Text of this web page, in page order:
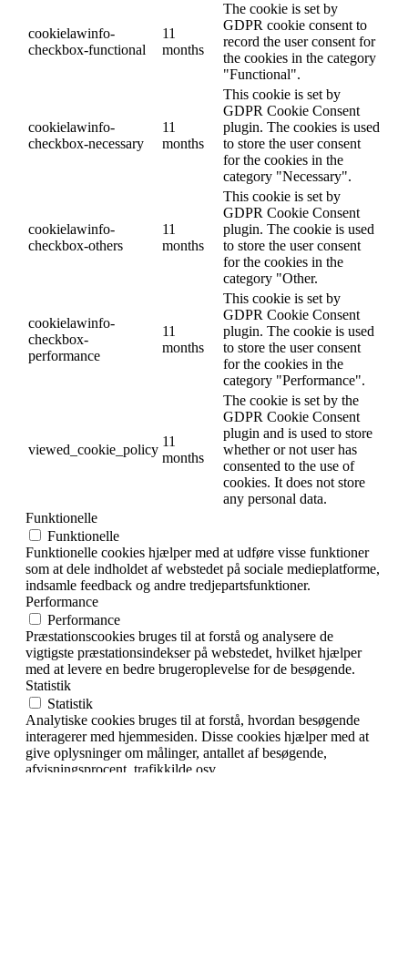
cookielawinfo-
checkbox-functional
11
months
The cookie is set by
GDPR cookie consent to
record the user consent for
the cookies in the category
"Functional".
cookielawinfo-
checkbox-necessary
11
months
This cookie is set by
GDPR Cookie Consent
plugin. The cookies is used
to store the user consent
for the cookies in the
category "Necessary".
cookielawinfo-
checkbox-others
11
months
This cookie is set by
GDPR Cookie Consent
plugin. The cookie is used
to store the user consent
for the cookies in the
category "Other.
cookielawinfo-
checkbox-
performance
11
months
This cookie is set by
GDPR Cookie Consent
plugin. The cookie is used
to store the user consent
for the cookies in the
category "Performance".
viewed_cookie_policy
11
months
The cookie is set by the
GDPR Cookie Consent
plugin and is used to store
whether or not user has
consented to the use of
cookies. It does not store
any personal data.
Funktionelle
Funktionelle
Funktionelle cookies hjælper med at udføre visse funktioner
som at dele indholdet af webstedet på sociale medieplatforme,
indsamle feedback og andre tredjepartsfunktioner.
Performance
Performance
Præstationscookies bruges til at forstå og analysere de
vigtigste præstationsindekser på webstedet, hvilket hjælper
med at levere en bedre brugeroplevelse for de besøgende.
Statistik
Statistik
Analytiske cookies bruges til at forstå, hvordan besøgende
interagerer med hjemmesiden. Disse cookies hjælper med at
give oplysninger om målinger, antallet af besøgende,
afvisningsprocent, trafikkilde osv.